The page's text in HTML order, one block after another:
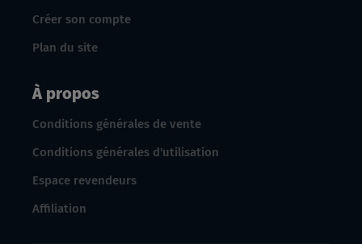
Créer son compte
Plan du site
À propos
Conditions générales de vente
Conditions générales d'utilisation
Espace revendeurs
Affiliation